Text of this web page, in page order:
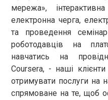
мережа»,
електронна черга,
та проведення
роботодавців на
навчатись на
Coursera, - наші
отримувати послуги на
спрямоване на те, щоб